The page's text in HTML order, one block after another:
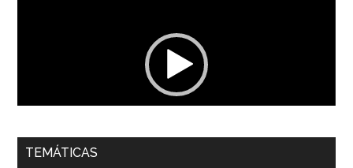
00:00 01:04
Dra. Carolina Corcho Mejía,Presidenta Corporación
TEMÁTICAS